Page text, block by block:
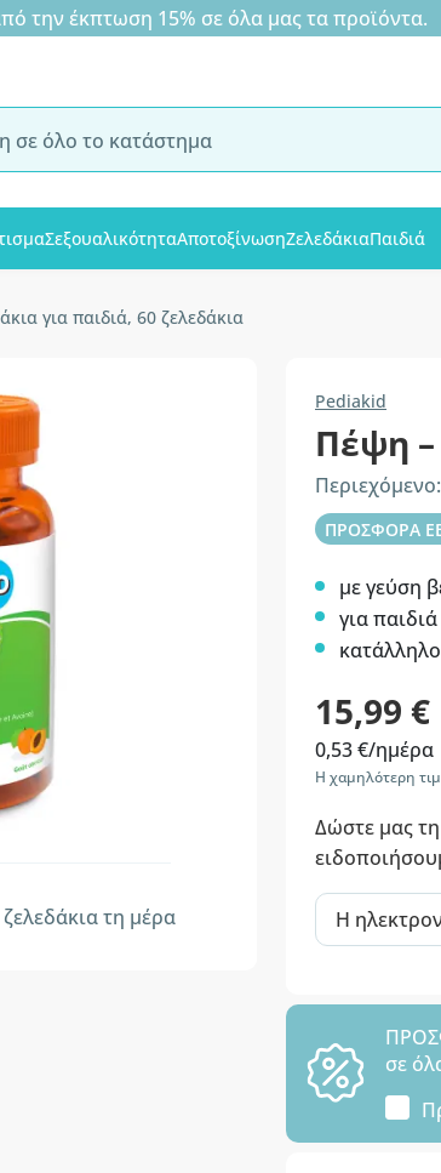
έκπτωση 15% σε όλα μας τα προϊόντα.
ΣεξουαλικότηταΑποτοξίνωσηΖελεδάκιαΠαιδιά
για παιδιά, 60 ζελεδάκια
ζελεδάκια τη μέρα
Pediakid
Πέψη –
ΠΡΟΣΦΟΡΑ
με γεύση
για
κατάλληλο
15,99 €
0,53 €/ημέρα
Η χαμηλότερη
Δώστε μας
σε